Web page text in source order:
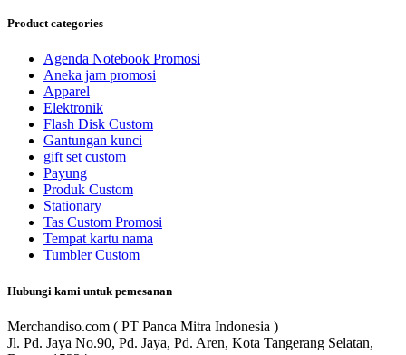
Product categories
Agenda Notebook Promosi
Aneka jam promosi
Apparel
Elektronik
Flash Disk Custom
Gantungan kunci
gift set custom
Payung
Produk Custom
Stationary
Tas Custom Promosi
Tempat kartu nama
Tumbler Custom
Hubungi kami untuk pemesanan
Merchandiso.com ( PT Panca Mitra Indonesia )
Jl. Pd. Jaya No.90, Pd. Jaya, Pd. Aren, Kota Tangerang Selatan,